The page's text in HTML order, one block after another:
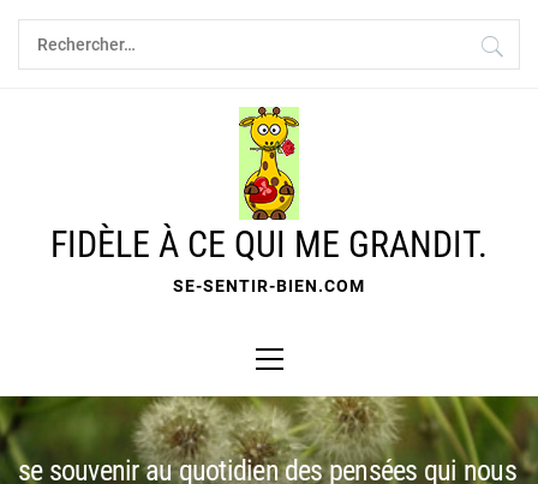
Skip
content
Rechercher :
FIDÈLE À CE QUI ME GRANDIT.
SE-SENTIR-BIEN.COM
Menu
se souvenir au quotidien des pensées qui nous